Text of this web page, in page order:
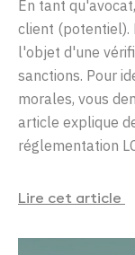
En tant
client (potentiel).
l'objet d'une
sanctions. Pour
morales, vous
article explique
réglementation
Lire cet article